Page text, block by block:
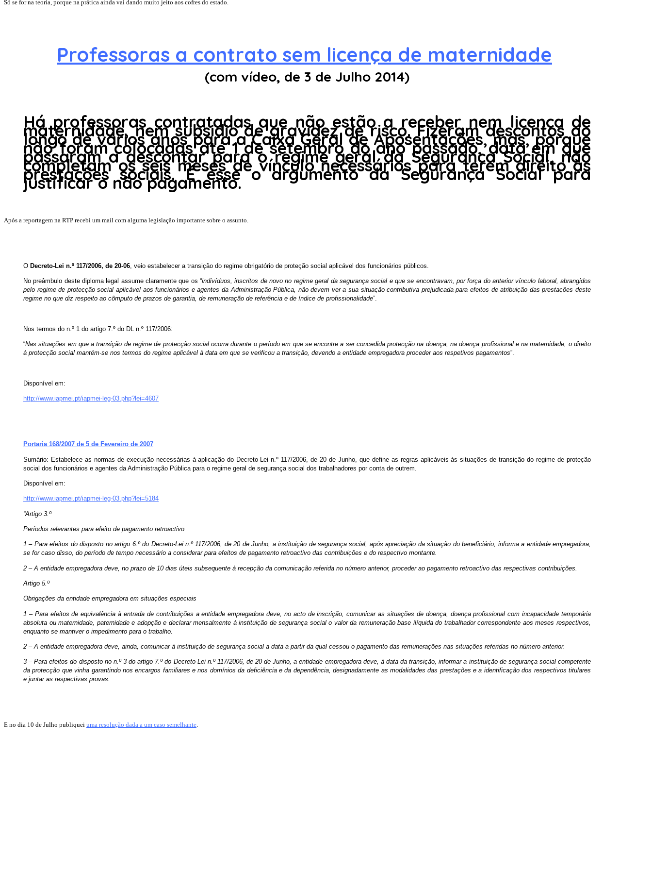
Só se for na teoria, porque na prática ainda vai dando muito jeito aos cofres do estado.
Professoras a contrato sem licença de maternidade
(com vídeo, de 3 de Julho 2014)
Há professoras contratadas que não estão a receber nem licença de
maternidade, nem subsidio de gravidez de risco. Fizeram descontos ao
longo de vários anos para a Caixa Geral de Aposentações, mas, porque
não foram colocadas até 1 de setembro do ano passado, data em que
passaram a descontar para o regime geral da Segurança Social, não
completam os seis meses de vínculo necessários para terem direito às
prestações sociais. É esse o argumento da Segurança Social para
justificar o não pagamento.
Após a reportagem na RTP recebi um mail com alguma legislação importante sobre o assunto.
O Decreto-Lei n.º 117/2006, de 20-06, veio estabelecer a transição do regime obrigatório de proteção social aplicável dos funcionários públicos.
No preâmbulo deste diploma legal assume claramente que os “indivíduos, inscritos de novo no regime geral da segurança social e que se encontravam, por força do anterior vínculo laboral, abrangidos
pelo regime de protecção social aplicável aos funcionários e agentes da Administração Pública, não devem ver a sua situação contributiva prejudicada para efeitos de atribuição das prestações deste
regime no que diz respeito ao cômputo de prazos de garantia, de remuneração de referência e de índice de profissionalidade”.
Nos termos do n.º 1 do artigo 7.º do DL n.º 117/2006:
“Nas situações em que a transição de regime de protecção social ocorra durante o período em que se encontre a ser concedida protecção na doença, na doença profissional e na maternidade, o direito
à protecção social mantém-se nos termos do regime aplicável à data em que se verificou a transição, devendo a entidade empregadora proceder aos respetivos pagamentos”.
Disponível em:
http://www.iapmei.pt/iapmei-leg-03.php?lei=4607
Portaria 168/2007 de 5 de Fevereiro de 2007
Sumário: Estabelece as normas de execução necessárias à aplicação do Decreto-Lei n.º 117/2006, de 20 de Junho, que define as regras aplicáveis às situações de transição do regime de proteção
social dos funcionários e agentes da Administração Pública para o regime geral de segurança social dos trabalhadores por conta de outrem.
Disponível em:
http://www.iapmei.pt/iapmei-leg-03.php?lei=5184
“Artigo 3.º
Períodos relevantes para efeito de pagamento retroactivo
1 – Para efeitos do disposto no artigo 6.º do Decreto-Lei n.º 117/2006, de 20 de Junho, a instituição de segurança social, após apreciação da situação do beneficiário, informa a entidade empregadora,
se for caso disso, do período de tempo necessário a considerar para efeitos de pagamento retroactivo das contribuições e do respectivo montante.
2 – A entidade empregadora deve, no prazo de 10 dias úteis subsequente à recepção da comunicação referida no número anterior, proceder ao pagamento retroactivo das respectivas contribuições.
Artigo 5.º
Obrigações da entidade empregadora em situações especiais
1 – Para efeitos de equivalência à entrada de contribuições a entidade empregadora deve, no acto de inscrição, comunicar as situações de doença, doença profissional com incapacidade temporária
absoluta ou maternidade, paternidade e adopção e declarar mensalmente à instituição de segurança social o valor da remuneração base ilíquida do trabalhador correspondente aos meses respectivos,
enquanto se mantiver o impedimento para o trabalho.
2 – A entidade empregadora deve, ainda, comunicar à instituição de segurança social a data a partir da qual cessou o pagamento das remunerações nas situações referidas no número anterior.
3 – Para efeitos do disposto no n.º 3 do artigo 7.º do Decreto-Lei n.º 117/2006, de 20 de Junho, a entidade empregadora deve, à data da transição, informar a instituição de segurança social competente
da protecção que vinha garantindo nos encargos familiares e nos domínios da deficiência e da dependência, designadamente as modalidades das prestações e a identificação dos respectivos titulares
e juntar as respectivas provas.
E no dia 10 de Julho publiquei uma resolução dada a um caso semelhante.